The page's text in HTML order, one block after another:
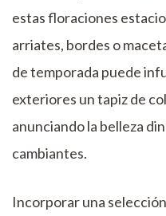
estas floraciones
arriates, bordes o
de temporada puede
exteriores un tapiz de
anunciando la belleza
cambiantes.
Incorporar una